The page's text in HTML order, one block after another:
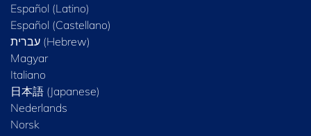
Español (Latino)
Español (Castellano)
Magyar
Italiano
日本語 (Japanese)
Nederlands
Norsk